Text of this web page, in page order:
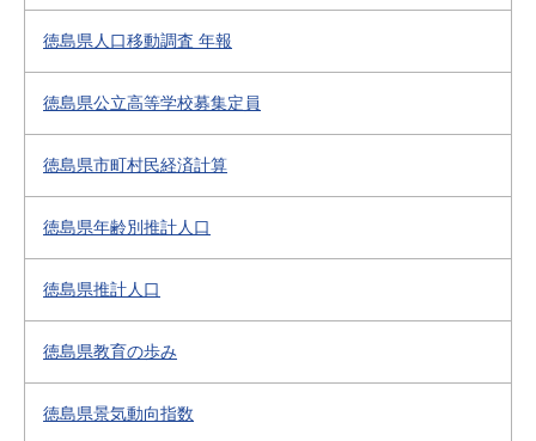
徳島県人口移動調査 年報
徳島県公立高等学校募集定員
徳島県市町村民経済計算
徳島県年齢別推計人口
徳島県推計人口
徳島県教育の歩み
徳島県景気動向指数